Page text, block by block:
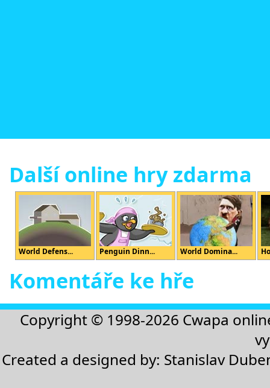
Další online hry zdarma
World Defens... Penguin Dinn... World Domina...
Komentáře ke hře
Copyright © 1998-2026 Cwapa
Created a designed by: Stanislav